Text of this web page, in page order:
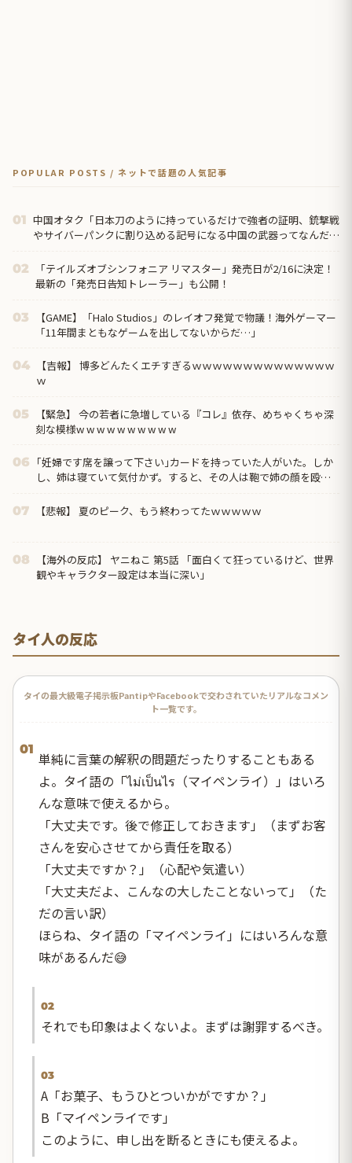
POPULAR POSTS / ネットで話題の人気記事
01 中国オタク「日本刀のように持っているだけで強者の証明、銃撃戦
やサイバーパンクに割り込める記号になる中国の武器ってなんだろ
02
「テイルズオブシンフォニア リマスター」発売日が2/16に決定！
最新の「発売日告知トレーラー」も公開！
03
【GAME】「Halo Studios」のレイオフ発覚で物議！海外ゲーマー
「11年間まともなゲームを出してないからだ…」
04
【吉報】 博多どんたくエチすぎるｗｗｗｗｗｗｗｗｗｗｗｗｗｗ
ｗ
05
【緊急】 今の若者に急増している『コレ』依存、めちゃくちゃ深
刻な模様w w w w w w w w w w
06
｢妊婦です席を譲って下さい｣カードを持っていた人がいた。しか
し、姉は寝ていて気付かず。すると、その人は鞄で姉の顔を殴っ
07 【悲報】 夏のピーク、もう終わってたｗｗｗｗｗ
08
【海外の反応】 ヤニねこ 第5話 「面白くて狂っているけど、世界
観やキャラクター設定は本当に深い」
タイ人の反応
タイの最大級電子掲示板PantipやFacebookで交わされていたリアルなコメン
ト一覧です。
01
単純に言葉の解釈の問題だったりすることもある
よ。タイ語の「ไม่เป็นไร（マイペンライ）」はいろ
んな意味で使えるから。
「大丈夫です。後で修正しておきます」（まずお客
さんを安心させてから責任を取る）
「大丈夫ですか？」（心配や気遣い）
「大丈夫だよ、こんなの大したことないって」（た
だの言い訳）
ほらね、タイ語の「マイペンライ」にはいろんな意
味があるんだ😅
02
それでも印象はよくないよ。まずは謝罪するべき。
03
A「お菓子、もうひとついかがですか？」
B「マイペンライです」
このように、申し出を断るときにも使えるよ。